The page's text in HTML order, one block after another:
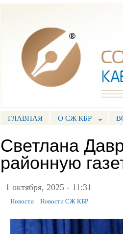
ГЛАВНОЕ МЕНЮ
ГЛАВНАЯ О СЖ КБР
Светлана
районную
1 октября, 2025 - 11:31
Новости Новости СЖ КБР